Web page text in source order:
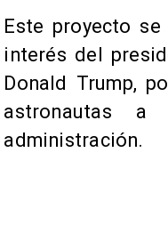
Este proyecto
interés del
Donald Trump,
astronautas
administración.